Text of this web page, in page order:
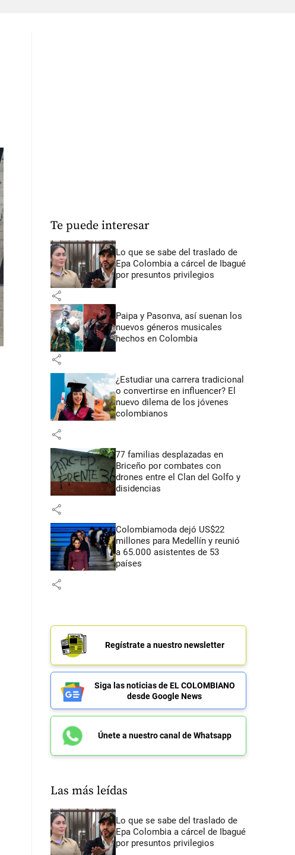
Te puede interesar
Lo que se sabe del traslado de
Epa Colombia a cárcel de Ibagué
por presuntos privilegios
share
Paipa y Pasonva, así suenan los
nuevos géneros musicales
hechos en Colombia
share
¿Estudiar una carrera tradicional
o convertirse en influencer? El
nuevo dilema de los jóvenes
colombianos
share
77 familias desplazadas en
Briceño por combates con
drones entre el Clan del Golfo y
disidencias
share
Colombiamoda dejó US$22
millones para Medellín y reunió
a 65.000 asistentes de 53
países
share
Regístrate a nuestro newsletter
Siga las noticias de EL COLOMBIANO
desde Google News
Únete a nuestro canal de Whatsapp
Las más leídas
Lo que se sabe del traslado de
Epa Colombia a cárcel de Ibagué
por presuntos privilegios